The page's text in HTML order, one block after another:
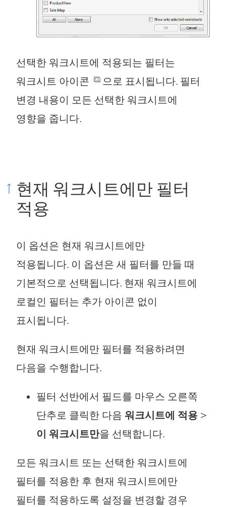
선택한 워크시트에 적용되는 필터는
워크시트 아이콘
으로 표시됩니다. 필터
변경 내용이 모든 선택한 워크시트에
영향을 줍니다.
현재 워크시트에만 필터
적용
이 옵션은 현재 워크시트에만
적용됩니다. 이 옵션은 새 필터를 만들 때
기본적으로 선택됩니다. 현재 워크시트에
로컬인 필터는 추가 아이콘 없이
표시됩니다.
현재 워크시트에만 필터를 적용하려면
다음을 수행합니다.
필터 선반에서 필드를 마우스 오른쪽
단추로 클릭한 다음 워크시트에 적용 >
이 워크시트만을 선택합니다.
모든 워크시트 또는 선택한 워크시트에
필터를 적용한 후 현재 워크시트에만
필터를 적용하도록 설정을 변경할 경우